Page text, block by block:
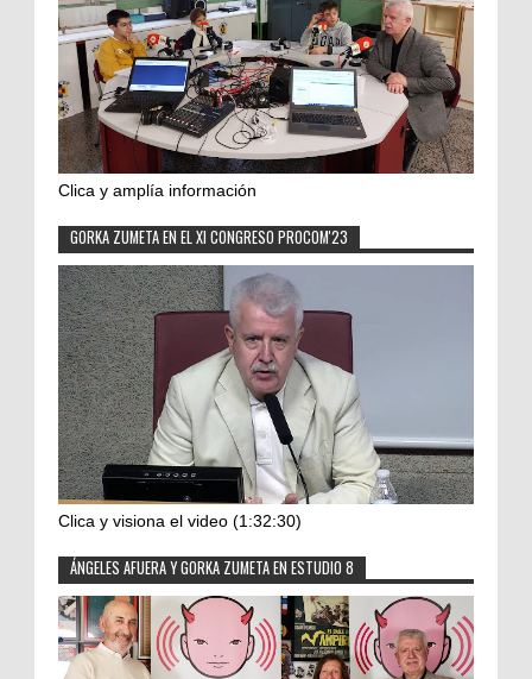
Clica y amplía información
GORKA ZUMETA EN EL XI CONGRESO PROCOM'23
Clica y visiona el video (1:32:30)
ÁNGELES AFUERA Y GORKA ZUMETA EN ESTUDIO 8